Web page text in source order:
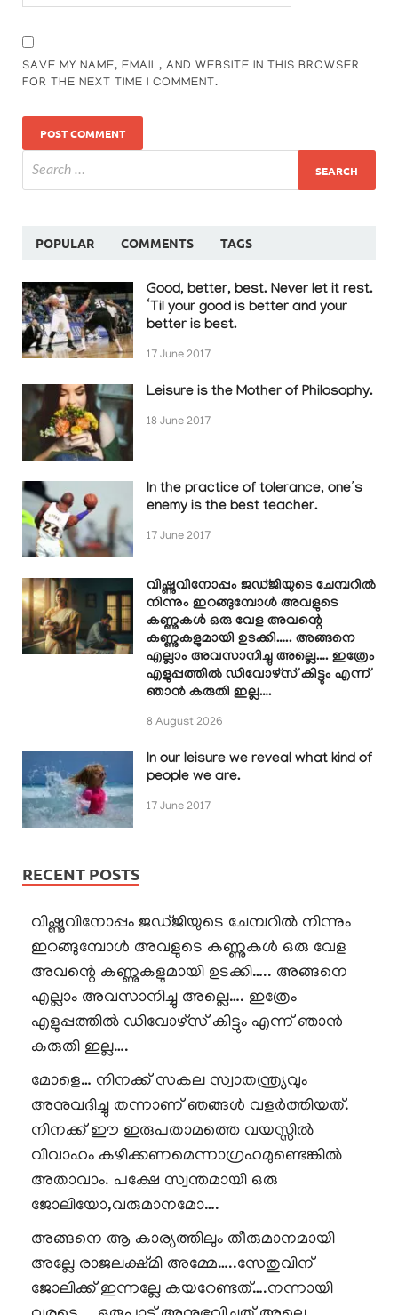
SAVE MY NAME, EMAIL, AND WEBSITE IN THIS BROWSER
FOR THE NEXT TIME I COMMENT.
POPULAR COMMENTS TAGS
Good, better, best. Never let it rest.
‘Til your good is better and your
better is best.
17 June 2017
Leisure is the Mother of Philosophy.
18 June 2017
In the practice of tolerance, one’s
enemy is the best teacher.
17 June 2017
വിഷ്ണുവിനോപ്പം ജഡ്ജിയുടെ ചേമ്പറിൽ
നിന്നും ഇറങ്ങുമ്പോൾ അവളുടെ
കണ്ണുകൾ ഒരു വേള അവന്റെ
കണ്ണുകളുമായി ഉടക്കി….. അങ്ങനെ
എല്ലാം അവസാനിച്ചു അല്ലെ…. ഇത്രേം
എളുപ്പത്തിൽ ഡിവോഴ്സ് കിട്ടും എന്ന്
ഞാൻ കരുതി ഇല്ല….
8 August 2026
In our leisure we reveal what kind of
people we are.
17 June 2017
RECENT POSTS
വിഷ്ണുവിനോപ്പം ജഡ്ജിയുടെ ചേമ്പറിൽ നിന്നും
ഇറങ്ങുമ്പോൾ അവളുടെ കണ്ണുകൾ ഒരു വേള
അവന്റെ കണ്ണുകളുമായി ഉടക്കി….. അങ്ങനെ
എല്ലാം അവസാനിച്ചു അല്ലെ…. ഇത്രേം
എളുപ്പത്തിൽ ഡിവോഴ്സ് കിട്ടും എന്ന് ഞാൻ
കരുതി ഇല്ല….
മോളെ… നിനക്ക് സകല സ്വാതന്ത്ര്യവും
അനുവദിച്ചു തന്നാണ് ഞങ്ങൾ വളർത്തിയത്.
നിനക്ക് ഈ ഇരുപതാമത്തെ വയസ്സിൽ
വിവാഹം കഴിക്കണമെന്നാഗ്രഹമുണ്ടെങ്കിൽ
അതാവാം. പക്ഷേ സ്വന്തമായി ഒരു
ജോലിയോ,വരുമാനമോ….
അങ്ങനെ ആ കാര്യത്തിലും തീരുമാനമായി
അല്ലേ രാജലക്ഷ്മി അമ്മേ…..സേതുവിന്
ജോലിക്ക് ഇന്നല്ലേ കയറേണ്ടത്….നന്നായി